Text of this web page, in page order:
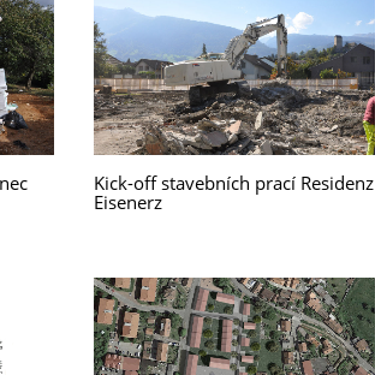
Kick-off stavebních prací Residenz
Eisenerz